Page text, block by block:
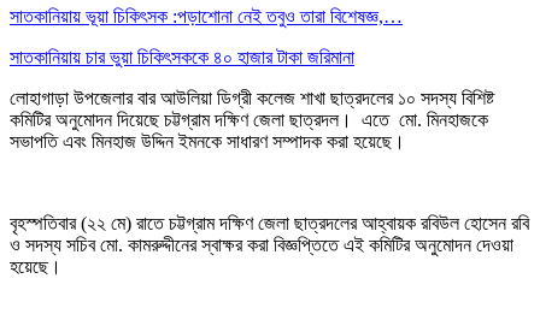
সাতকানিয়ায় ভূয়া চিকিৎসক :পড়াশোনা নেই তবুও তারা বিশেষজ্ঞ,…
সাতকানিয়ায় চার ভুয়া চিকিৎসককে ৪০ হাজার টাকা জরিমানা
লোহাগাড়া উপজেলার বার আউলিয়া ডিগ্রী কলেজ শাখা ছাত্রদলের ১০ সদস্য বিশিষ্ট
কমিটির অনুমোদন দিয়েছে চট্টগ্রাম দক্ষিণ জেলা ছাত্রদল। এতে মো. মিনহাজকে
সভাপতি এবং মিনহাজ উদ্দিন ইমনকে সাধারণ সম্পাদক করা হয়েছে।
বৃহস্পতিবার (২২ মে) রাতে চট্টগ্রাম দক্ষিণ জেলা ছাত্রদলের আহ্বায়ক রবিউল হোসেন রবি
ও সদস্য সচিব মো. কামরুদ্দীনের স্বাক্ষর করা বিজ্ঞপ্তিতে এই কমিটির অনুমোদন দেওয়া
হয়েছে।